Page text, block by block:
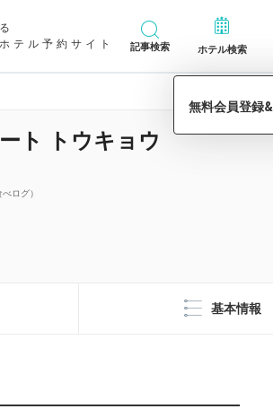
テル予約サイト
記事検索 ホテル検索
ト トウキョウ
ログ）
基本情報